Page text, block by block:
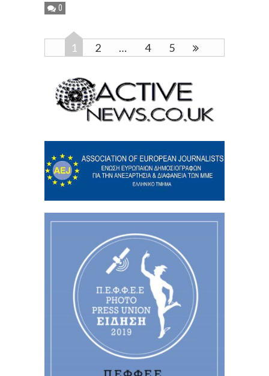
0
1 2 … 4 5